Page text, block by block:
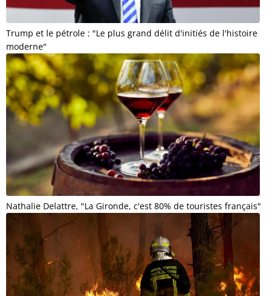
Trump et le pétrole : "Le plus grand délit d'initiés de l'histoire
moderne"
Nathalie Delattre, "La Gironde, c'est 80% de touristes français"